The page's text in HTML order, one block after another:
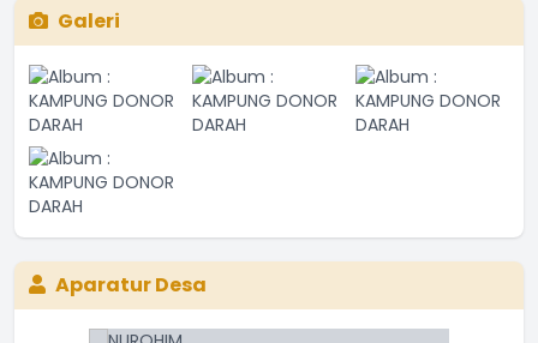
Galeri
Aparatur Desa